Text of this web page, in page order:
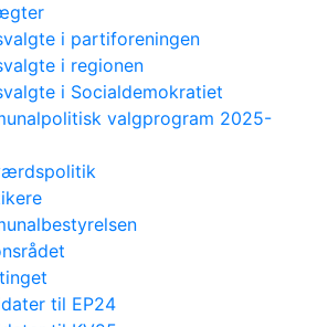
i partiforeningen
i regionen
i Socialdemokratiet
valgprogram 2025-
til EP24